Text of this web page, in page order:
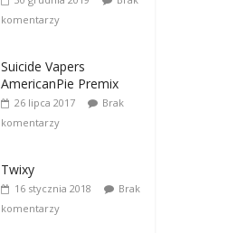
komentarzy
Suicide Vapers
AmericanPie Premix
26 lipca 2017
Brak
komentarzy
Twixy
16 stycznia 2018
Brak
komentarzy